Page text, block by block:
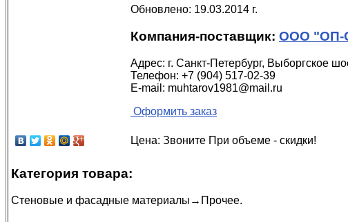
Обновлено: 19.03.2014 г.
Компания-поставщик: ООО "ОП-
Адрес: г. Санкт-Петербург, Выборгское
Телефон: +7 (904) 517-02-39
E-mail: muhtarov1981@mail.ru
Оформить заказ
Цена: Звоните При объеме - скидки!
Категория товара:
Стеновые и фасадные материалы → Прочее.